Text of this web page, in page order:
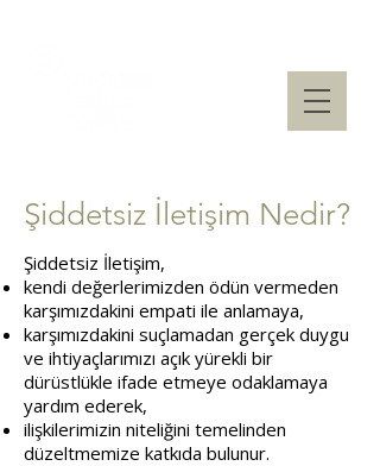
Şiddetsiz İletişim Nedir?
Şiddetsiz İletişim,
kendi değerlerimizden ödün vermeden
karşımızdakini empati ile anlamaya,
karşımızdakini suçlamadan gerçek duygu
ve ihtiyaçlarımızı açık yürekli bir
dürüstlükle ifade etmeye odaklamaya
yardım ederek,
ilişkilerimizin niteliğini temelinden
düzeltmemize katkıda bulunur.